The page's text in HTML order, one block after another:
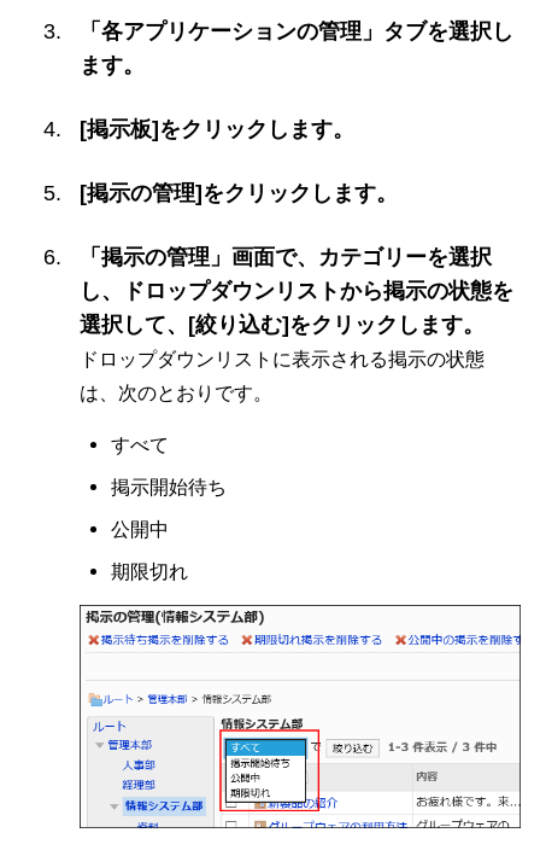
「各アプリケーションの管理」タブを選択し
ます。
[掲示板]をクリックします。
[掲示の管理]をクリックします。
「掲示の管理」画面で、カテゴリーを選択
し、ドロップダウンリストから掲示の状態を
選択して、[絞り込む]をクリックします。
ドロップダウンリストに表示される掲示の状態
は、次のとおりです。
すべて
掲示開始待ち
公開中
期限切れ